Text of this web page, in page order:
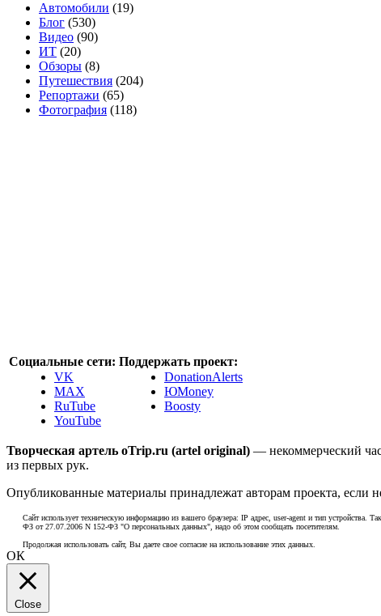
Автомобили (19)
Блог (530)
Видео (90)
ИТ (20)
Обзоры (8)
Путешествия (204)
Репортажи (65)
Фотография (118)
Социальные сети:
VK
MAX
RuTube
YouTube
Поддержать проект:
DonationAlerts
ЮMoney
Boosty
Творческая артель oTrip.ru (artel original) — некоммерческий
из первых рук.
Опубликованные материалы принадлежат авторам проекта, если
Сайт использует техническую информацию из вашего браузера: IP адрес, user-agent и тип устройства.
ФЗ от 27.07.2006 N 152-ФЗ "О персональных данных", надо об этом сообщать посетителям.
Продолжая использовать сайт, Вы даете свое согласие на использование этих данных.
ОК
Close